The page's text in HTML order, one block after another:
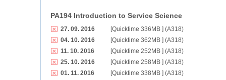
PA194 Introduction to Service Science
27. 09. 2016
[Quicktime 336MB ] (A318)
04. 10. 2016
[Quicktime 362MB ] (A318)
11. 10. 2016
[Quicktime 252MB ] (A318)
25. 10. 2016
[Quicktime 258MB ] (A318)
01. 11. 2016
[Quicktime 338MB ] (A318)